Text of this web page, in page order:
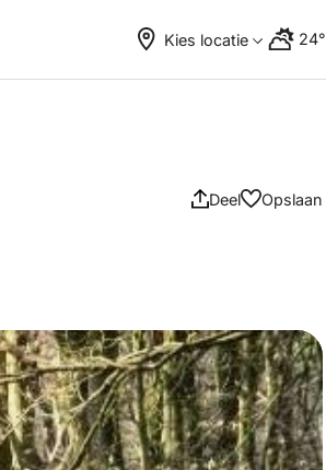
Kies locatie 24°
Deel Opslaan